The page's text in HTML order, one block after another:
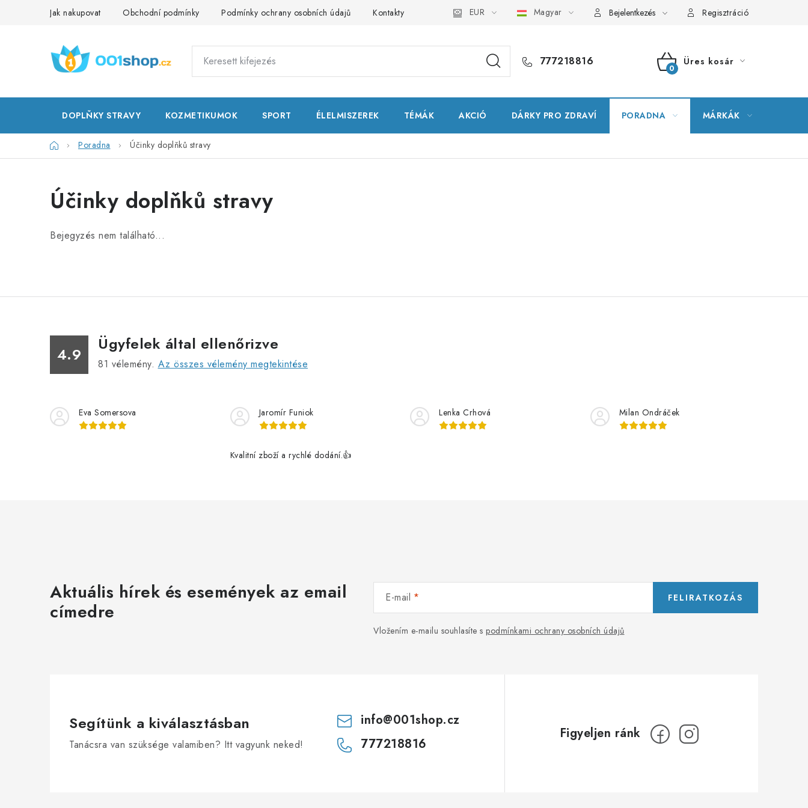
Jak nakupovat Obchodní podmínky Podmínky ochrany osobních údajů Kontakty Natural Health Store Fogalomtár Szerver terkepe Rendelésem
EUR Magyar Bejelentkezés Regisztráció
777218816
KOSÁR
Üres kosár
DOPLŇKY STRAVY KOZMETIKUMOK SPORT ÉLELMISZEREK TÉMÁK AKCIÓ DÁRKY PRO ZDRAVÍ PORADNA MÁRKÁK
KezdőlapPoradna Účinky doplňků stravy
Účinky doplňků stravy
Bejegyzés nem található...
4.9
Ügyfelek által ellenőrizve
81 vélemény. Az összes vélemény megtekintése
Eva Somersova Jaromír Funiok
Kvalitní zboží a rychlé dodání.👍
Lenka Crhová Milan Ondráček
Aktuális hírek és események az email
címedre
E-mail
Vložením e-mailu souhlasíte s podmínkami ochrany osobních údajů
FELIRATKOZÁS
Segítünk a kiválasztásban
Tanácsra van szüksége valamiben? Itt vagyunk neked!
info@001shop.cz
777218816